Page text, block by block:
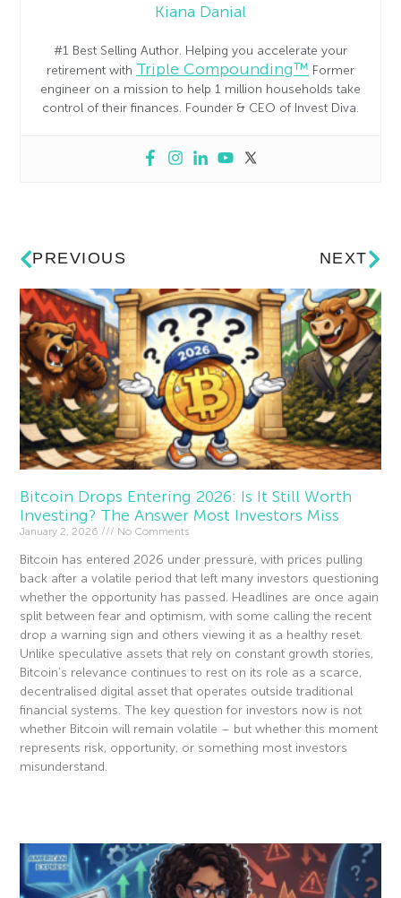
Kiana Danial
#1 Best Selling Author. Helping you accelerate your
retirement with Triple Compounding™ Former
engineer on a mission to help 1 million households take
control of their finances. Founder & CEO of Invest Diva.
PREVIOUS NEXT
Bitcoin Drops Entering 2026: Is It Still Worth
Investing? The Answer Most Investors Miss
January 2, 2026 No Comments
Bitcoin has entered 2026 under pressure, with prices pulling
back after a volatile period that left many investors questioning
whether the opportunity has passed. Headlines are once again
split between fear and optimism, with some calling the recent
drop a warning sign and others viewing it as a healthy reset.
Unlike speculative assets that rely on constant growth stories,
Bitcoin’s relevance continues to rest on its role as a scarce,
decentralised digital asset that operates outside traditional
financial systems. The key question for investors now is not
whether Bitcoin will remain volatile – but whether this moment
represents risk, opportunity, or something most investors
misunderstand.